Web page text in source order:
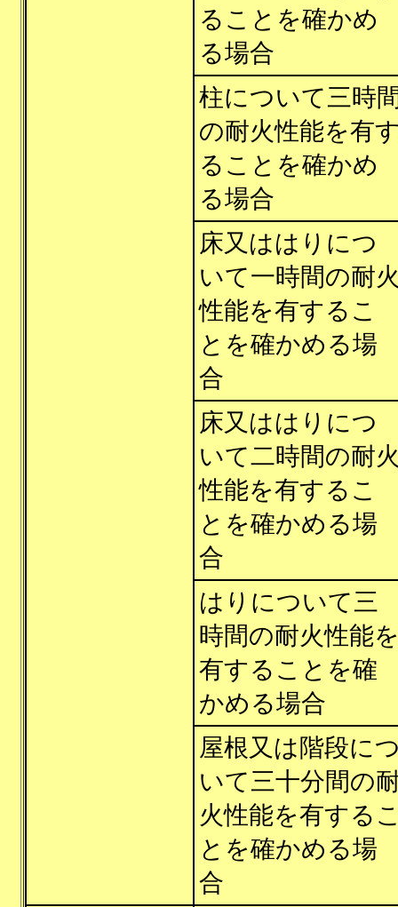
ることを確かめ
る場合
柱について三時
の耐火性能を有
ることを確かめ
る場合
床又ははりにつ
いて一時間の耐
性能を有するこ
とを確かめる場
合
床又ははりにつ
いて二時間の耐
性能を有するこ
とを確かめる場
合
はりについて三
時間の耐火性能
有することを確
かめる場合
屋根又は階段に
いて三十分間の
火性能を有する
とを確かめる場
合